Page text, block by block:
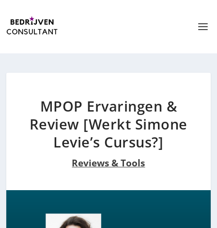
MPOP Ervaringen &
Review [Werkt Simone
Levie’s Cursus?]
Reviews & Tools